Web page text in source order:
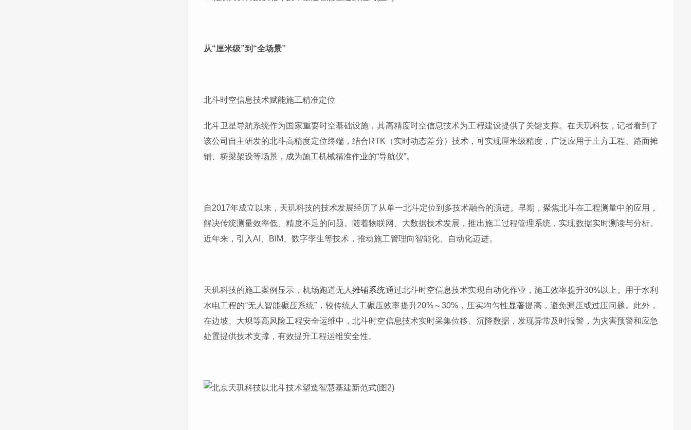
从“厘米级”到“全场景”
北斗时空信息技术赋能施工精准定位
北斗卫星导航系统作为国家重要时空基础设施，其高精度时空信息技术为工程建设提供了关键支撑。在天玑科技，记者看到了
该公司自主研发的北斗高精度定位终端，结合RTK（实时动态差分）技术，可实现厘米级精度，广泛应用于土方工程、路面摊
铺、桥梁架设等场景，成为施工机械精准作业的“导航仪”。
自2017年成立以来，天玑科技的技术发展经历了从单一北斗定位到多技术融合的演进。早期，聚焦北斗在工程测量中的应用，
解决传统测量效率低、精度不足的问题。随着物联网、大数据技术发展，推出施工过程管理系统，实现数据实时测读与分析。
近年来，引入AI、BIM、数字孪生等技术，推动施工管理向智能化、自动化迈进。
天玑科技的施工案例显示，机场跑道无人摊铺系统通过北斗时空信息技术实现自动化作业，施工效率提升30%以上。用于水利
水电工程的“无人智能碾压系统”，较传统人工碾压效率提升20%～30%，压实均匀性显著提高，避免漏压或过压问题。此外，
在边坡、大坝等高风险工程安全运维中，北斗时空信息技术实时采集位移、沉降数据，发现异常及时报警，为灾害预警和应急
处置提供技术支撑，有效提升工程运维安全性。